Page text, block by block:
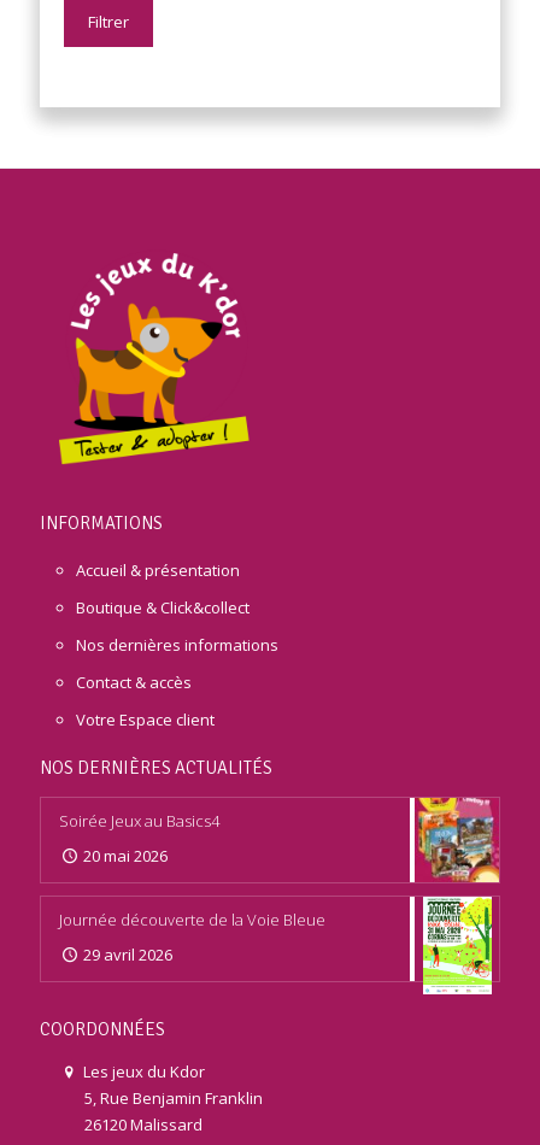
Filtrer
INFORMATIONS
Accueil & présentation
Boutique & Click&collect
Nos dernières informations
Contact & accès
Votre Espace client
NOS DERNIÈRES ACTUALITÉS
Soirée Jeux au Basics4
20 mai 2026
Journée découverte de la Voie Bleue
29 avril 2026
COORDONNÉES
Les jeux du Kdor
5, Rue Benjamin Franklin
26120 Malissard